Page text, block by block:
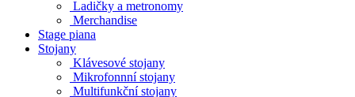
Ladičky a metronomy
Merchandise
Stage piana
Stojany
Klávesové stojany
Mikrofonnní stojany
Multifunkční stojany